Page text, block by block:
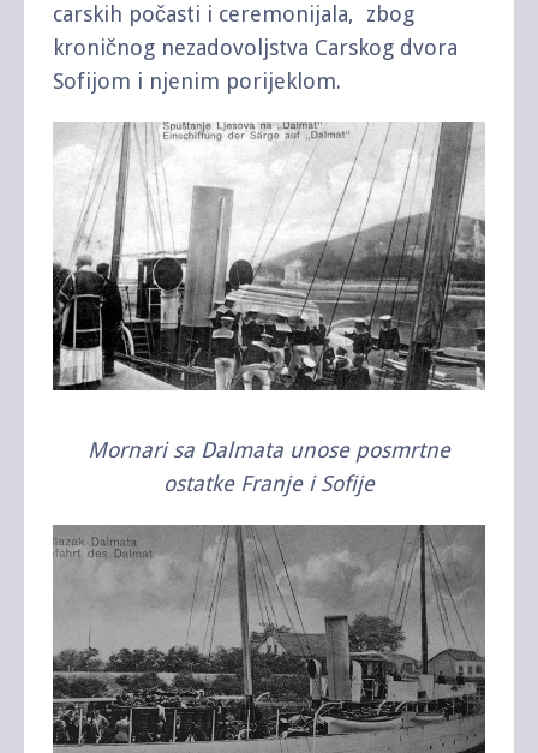
carskih počasti i ceremonijala, zbog
kroničnog nezadovoljstva Carskog dvora
Sofijom i njenim porijeklom.
Mornari sa Dalmata unose posmrtne
ostatke Franje i Sofije